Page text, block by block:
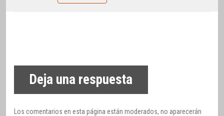
Deja una respuesta
Los comentarios en esta página están moderados, no aparecerán